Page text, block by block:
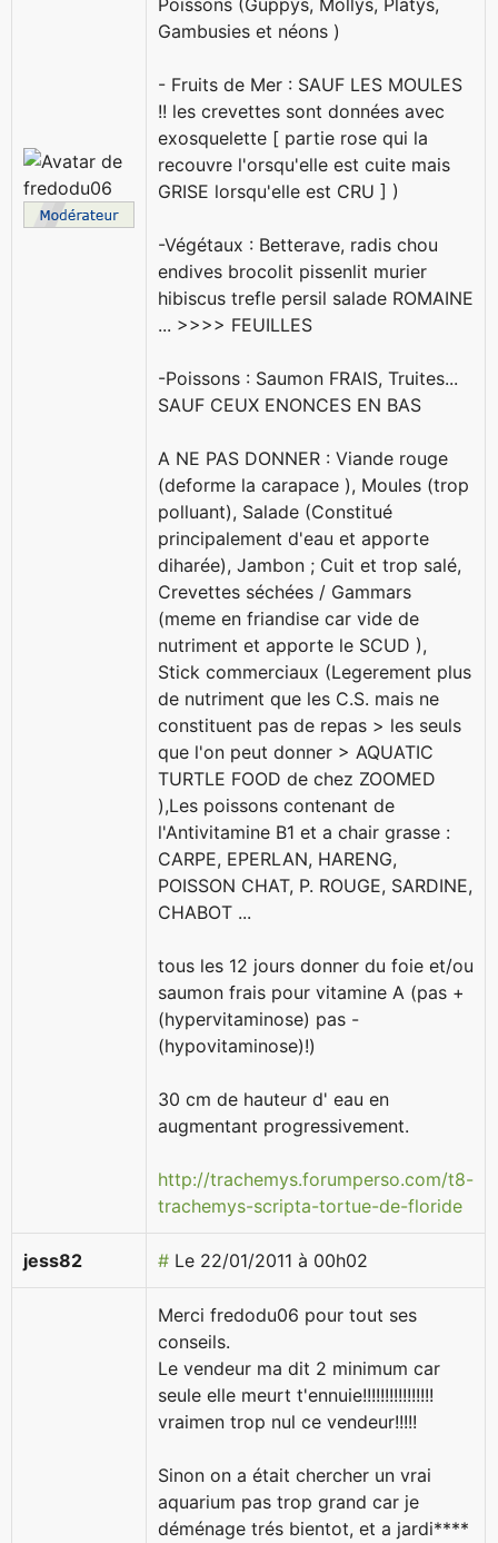
Poissons (Guppys, Mollys, Platys,
Gambusies et néons )
- Fruits de Mer : SAUF LES MOULES
!! les crevettes sont données avec
exosquelette [ partie rose qui la
recouvre l'orsqu'elle est cuite mais
GRISE lorsqu'elle est CRU ] )
-Végétaux : Betterave, radis chou
endives brocolit pissenlit murier
hibiscus trefle persil salade ROMAINE
... >>>> FEUILLES
-Poissons : Saumon FRAIS, Truites...
SAUF CEUX ENONCES EN BAS
A NE PAS DONNER : Viande rouge
(deforme la carapace ), Moules (trop
polluant), Salade (Constitué
principalement d'eau et apporte
diharée), Jambon ; Cuit et trop salé,
Crevettes séchées / Gammars
(meme en friandise car vide de
nutriment et apporte le SCUD ),
Stick commerciaux (Legerement plus
de nutriment que les C.S. mais ne
constituent pas de repas > les seuls
que l'on peut donner > AQUATIC
TURTLE FOOD de chez ZOOMED
),Les poissons contenant de
l'Antivitamine B1 et a chair grasse :
CARPE, EPERLAN, HARENG,
POISSON CHAT, P. ROUGE, SARDINE,
CHABOT ...
tous les 12 jours donner du foie et/ou
saumon frais pour vitamine A (pas +
(hypervitaminose) pas -
(hypovitaminose)!)
30 cm de hauteur d' eau en
augmentant progressivement.
http://trachemys.forumperso.com/t8-
trachemys-scripta-tortue-de-floride
jess82 # Le 22/01/2011 à 00h02
Merci fredodu06 pour tout ses
conseils.
Le vendeur ma dit 2 minimum car
seule elle meurt t'ennuie!!!!!!!!!!!!!!!!
vraimen trop nul ce vendeur!!!!!
Sinon on a était chercher un vrai
aquarium pas trop grand car je
déménage trés bientot, et a jardi****